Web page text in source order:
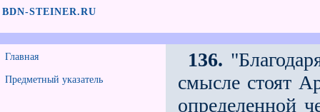
BDN-STEINER.RU
Главная
Предметный указатель
136.
смысле стоят
определенной